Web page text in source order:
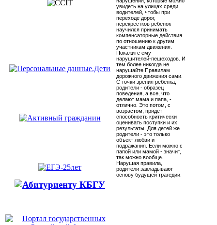
увидеть на улицах среди
водителей, чтобы при
переходе дорог,
перекрестков ребенок
научился принимать
компенсаторные действия
по отношению к другим
участникам движения.
Покажите ему
нарушителей-пешеходов. И
тем более никогда не
нарушайте Правилам
дорожного движения сами.
С точки зрения ребенка,
родители - образец
поведения, а все, что
делают мама и папа, -
отлично. Это потом, с
возрастом, придет
способность критически
оценивать поступки и их
результаты. Для детей же
родители - это только
объект любви и
подражания. Если можно с
папой или мамой - значит,
так можно вообще.
Нарушая правила,
родители закладывают
основу будущей трагедии.